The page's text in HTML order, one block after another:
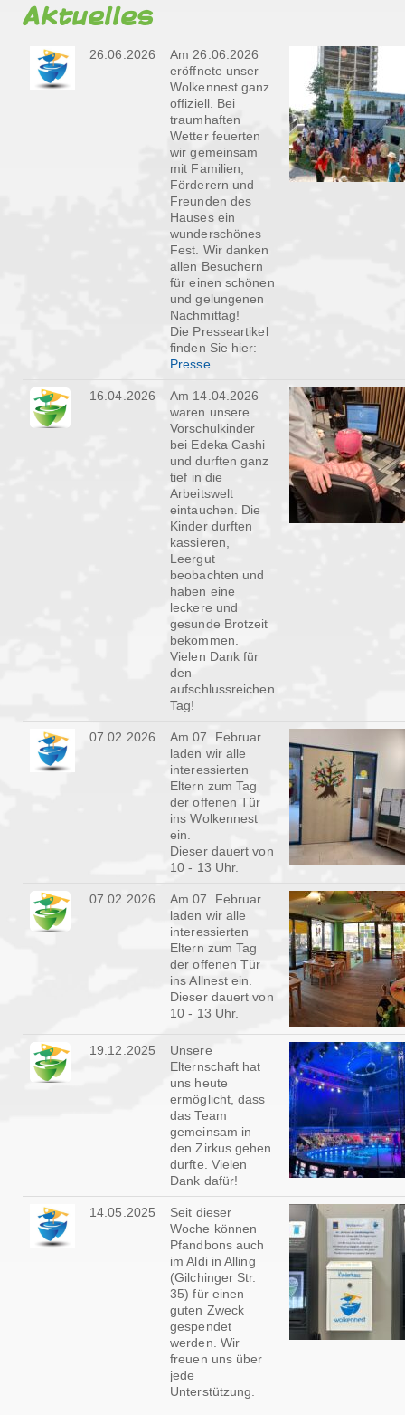
Aktuelles
26.06.2026
Am 26.06.2026
eröffnete unser
Wolkennest ganz
offiziell. Bei
traumhaften
Wetter feuerten
wir gemeinsam
mit Familien,
Förderern und
Freunden des
Hauses ein
wunderschönes
Fest. Wir danken
allen Besuchern
für einen schönen
und gelungenen
Nachmittag!
Die Presseartikel
finden Sie hier:
Presse
16.04.2026
Am 14.04.2026
waren unsere
Vorschulkinder
bei Edeka Gashi
und durften ganz
tief in die
Arbeitswelt
eintauchen. Die
Kinder durften
kassieren,
Leergut
beobachten und
haben eine
leckere und
gesunde Brotzeit
bekommen.
Vielen Dank für
den
aufschlussreichen
Tag!
07.02.2026
Am 07. Februar
laden wir alle
interessierten
Eltern zum Tag
der offenen Tür
ins Wolkennest
ein.
Dieser dauert von
10 - 13 Uhr.
07.02.2026
Am 07. Februar
laden wir alle
interessierten
Eltern zum Tag
der offenen Tür
ins Allnest ein.
Dieser dauert von
10 - 13 Uhr.
19.12.2025
Unsere
Elternschaft hat
uns heute
ermöglicht, dass
das Team
gemeinsam in
den Zirkus gehen
durfte. Vielen
Dank dafür!
14.05.2025
Seit dieser
Woche können
Pfandbons auch
im Aldi in Alling
(Gilchinger Str.
35) für einen
guten Zweck
gespendet
werden. Wir
freuen uns über
jede
Unterstützung.